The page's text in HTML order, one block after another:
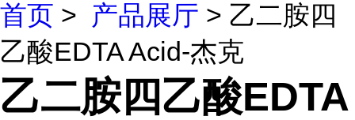
首页 > 产品展厅 > 乙二胺四
乙酸EDTA Acid-杰克
乙二胺四乙酸EDTA